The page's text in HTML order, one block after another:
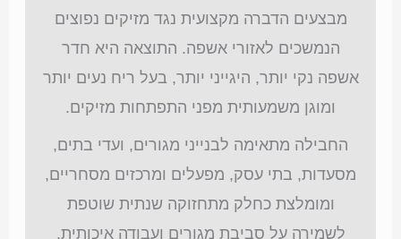
מבצעים הדברה מקצועית נגד מזיקים נפוצים
הנמשכים לאזורי אשפה. התוצאה היא חדר
אשפה נקי יותר, היגייני יותר, בעל ריח נעים יותר
ומוגן משמעותית מפני התפתחות מזיקים.
החבילה מתאימה לבנייני מגורים, ועדי בתים,
מסעדות, בתי עסק, מפעלים ומרכזים מסחריים,
ומומלצת כחלק מתחזוקה שנתית שוטפת
לשמירה על סביבת מגורים ועבודה איכותית.